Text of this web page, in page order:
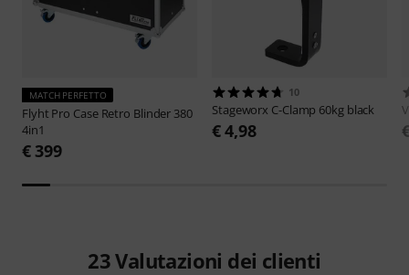
MATCH PERFETTO
Flyht Pro Case Retro Blinder 380
4in1
€ 399
10
Stageworx C-Clamp 60kg black
€ 4,98
23Valutazioni dei clienti